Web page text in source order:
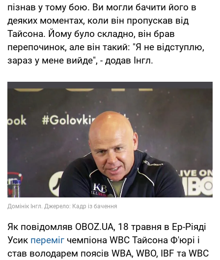
пізнав у тому бою. Ви могли бачити його в
деяких моментах, коли він пропускав від
Тайсона. Йому було складно, він брав
перепочинок, але він такий: "Я не відступлю,
зараз у мене вийде", - додав Інгл.
Як повідомляв OBOZ.UA, 18 травня в Ер-Ріяді
Усик переміг чемпіона WBC Тайсона Ф'юрі і
став володарем поясів WBA, WBO, IBF та WBC